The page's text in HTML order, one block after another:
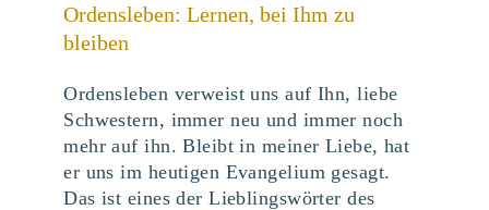
Ordensleben: Lernen, bei Ihm zu
bleiben
Ordensleben verweist uns auf Ihn, liebe
Schwestern, immer neu und immer noch
mehr auf ihn. Bleibt in meiner Liebe, hat
er uns im heutigen Evangelium gesagt.
Das ist eines der Lieblingswörter des